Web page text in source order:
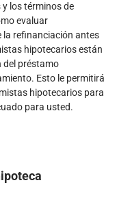
los términos de
evaluar
la refinanciación antes
hipotecarios están
del préstamo
Esto le permitirá
hipotecarios para
para usted.